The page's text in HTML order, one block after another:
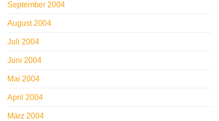
September 2004
August 2004
Juli 2004
Juni 2004
Mai 2004
April 2004
März 2004